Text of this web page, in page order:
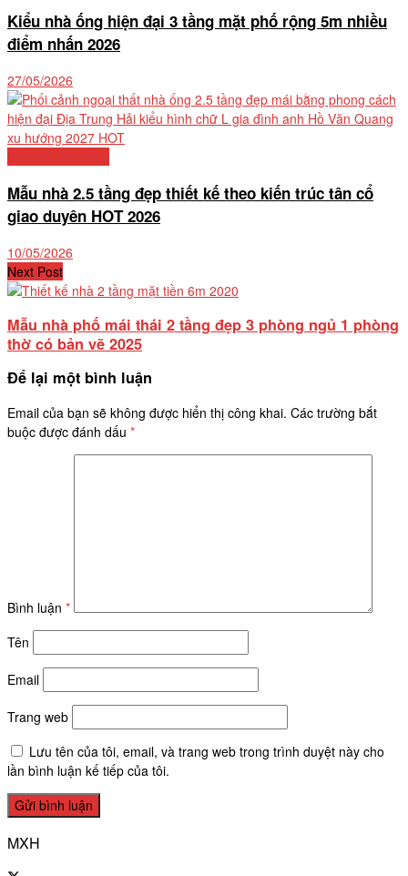
Kiểu nhà ống hiện đại 3 tầng mặt phố rộng 5m nhiều
điểm nhấn 2026
27/05/2026
Mẫu nhà 2.5 tầng đẹp thiết kế theo kiến trúc tân cổ
giao duyên HOT 2026
10/05/2026
Next Post
Mẫu nhà phố mái thái 2 tầng đẹp 3 phòng ngủ 1 phòng
thờ có bản vẽ 2025
Để lại một bình luận
Email của bạn sẽ không được hiển thị công khai. Các trường bắt
buộc được đánh dấu *
Bình luận *
Tên
Email
Trang web
Lưu tên của tôi, email, và trang web trong trình duyệt này cho
lần bình luận kế tiếp của tôi.
MXH